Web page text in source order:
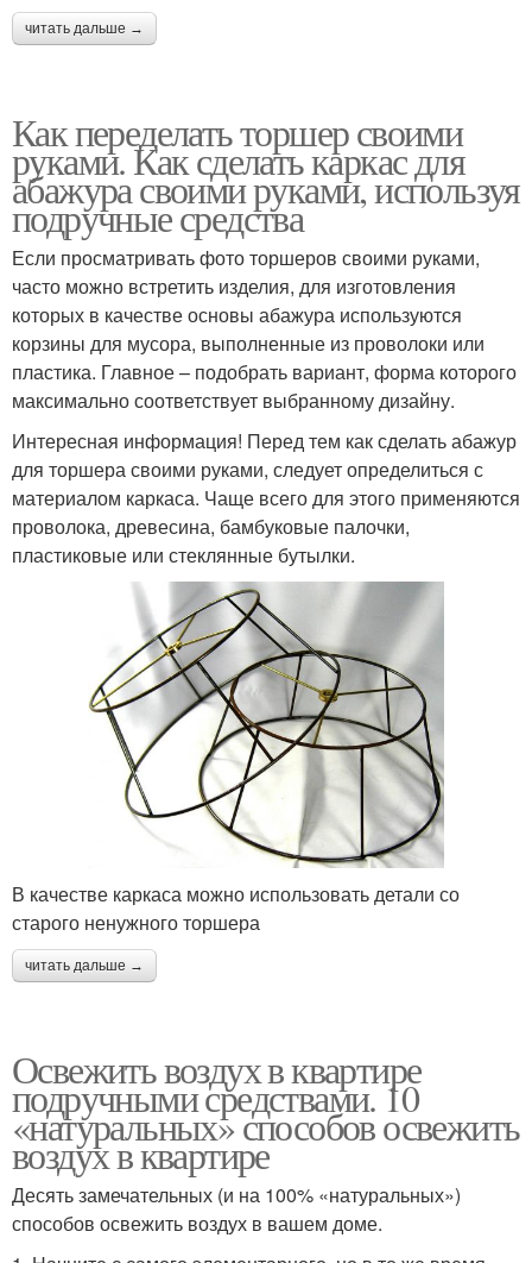
читать дальше →
Как переделать торшер своими
руками. Как сделать каркас для
абажура своими руками, используя
подручные средства
Если просматривать фото торшеров своими руками,
часто можно встретить изделия, для изготовления
которых в качестве основы абажура используются
корзины для мусора, выполненные из проволоки или
пластика. Главное – подобрать вариант, форма которого
максимально соответствует выбранному дизайну.
Интересная информация! Перед тем как сделать абажур
для торшера своими руками, следует определиться с
материалом каркаса. Чаще всего для этого применяются
проволока, древесина, бамбуковые палочки,
пластиковые или стеклянные бутылки.
В качестве каркаса можно использовать детали со
старого ненужного торшера
читать дальше →
Освежить воздух в квартире
подручными средствами. 10
«натуральных» способов освежить
воздух в квартире
Десять замечательных (и на 100% «натуральных»)
способов освежить воздух в вашем доме.